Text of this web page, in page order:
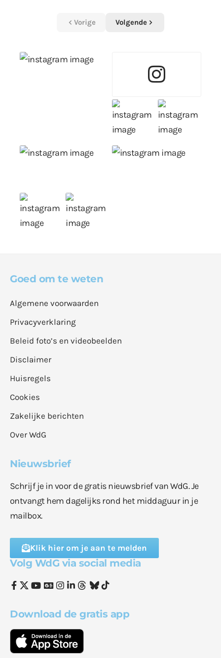
Vorige Volgende
Goed om te weten
Algemene voorwaarden
Privacyverklaring
Beleid foto’s en videobeelden
Disclaimer
Huisregels
Cookies
Zakelijke berichten
Over WdG
Nieuwsbrief
Schrijf je in voor de gratis nieuwsbrief van WdG. Je
ontvangt hem dagelijks rond het middaguur in je
mailbox.
Klik hier om je aan te melden
Volg WdG via social media
Download de gratis app